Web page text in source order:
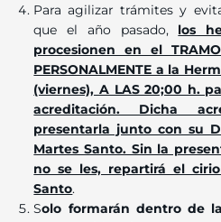
Para agilizar trámites y
que el año pasado, los
procesionen en el
PERSONALMENTE a la
(viernes), A LAS 20;00 h.
acreditación. Dicha
presentarla junto con su
Martes Santo. Sin la
no se les, repartirá el
Santo.
Solo formarán dentro de